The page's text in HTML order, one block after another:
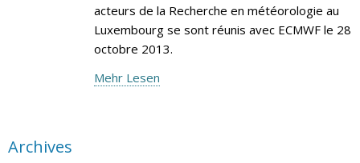
acteurs de la Recherche en météorologie au
Luxembourg se sont réunis avec ECMWF le 28
octobre 2013.
Mehr Lesen
Archives